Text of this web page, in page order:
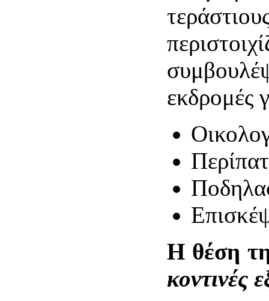
εκδρομές
Η θέση
κοντινές